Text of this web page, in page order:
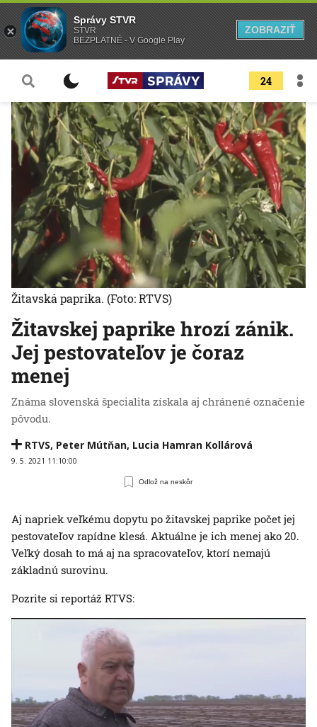
24
Žitavskej paprike hrozí zánik.
Jej pestovateľov je čoraz
menej
Známa slovenská špecialita získala aj chránené označenie
pôvodu.
RTVS, Peter Mútňan, Lucia Hamran Kollárová
9. 5. 2021 11:10:00
Odlož na neskôr
Žitavská paprika. (Foto: RTVS)
Aj napriek veľkému dopytu po žitavskej paprike počet jej
pestovateľov rapídne klesá. Aktuálne je ich menej ako 20.
Veľký dosah to má aj na spracovateľov, ktorí nemajú
základnú surovinu.
Pozrite si reportáž RTVS:
Správy STVR
STVR
BEZPLATNÉ - V Google Play
ZOBRAZIŤ